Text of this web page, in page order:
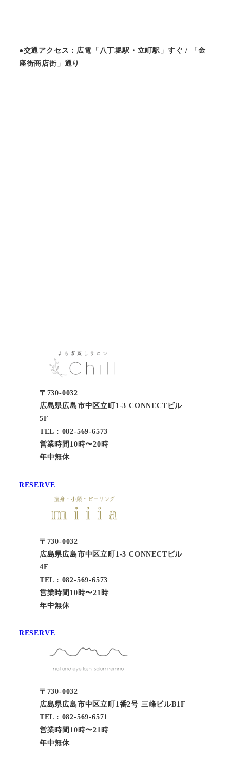
●交通アクセス：広電「八丁堀駅・立町駅」すぐ / 「金
座街商店街」通り
〒730-0032
広島県広島市中区立町1-3 CONNECTビル
5F
TEL : 082-569-6573
営業時間10時〜20時
年中無休
RESERVE
〒730-0032
広島県広島市中区立町1-3 CONNECTビル
4F
TEL : 082-569-6573
営業時間10時〜21時
年中無休
RESERVE
〒730-0032
広島県広島市中区立町1番2号 三峰ビルB1F
TEL : 082-569-6571
営業時間10時〜21時
年中無休